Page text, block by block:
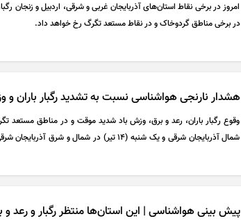
امروز در برخی نقاط استان‌های آذربایجان غربی و شرقی، اردبیل و زنجان
در برخی مناطق گردوخاک و در نقاط مستعد تگرگ رخ خواهد داد.
هشدار نارنجی هواشناسی نسبت به تشدید رگبار باران و
شمال آذربایجان شرقی و یک شنبه (۱۴ تیر) در شمال و
پیش بینی هواشناسی | این استان‌ها منتظر رگبار و رعد و